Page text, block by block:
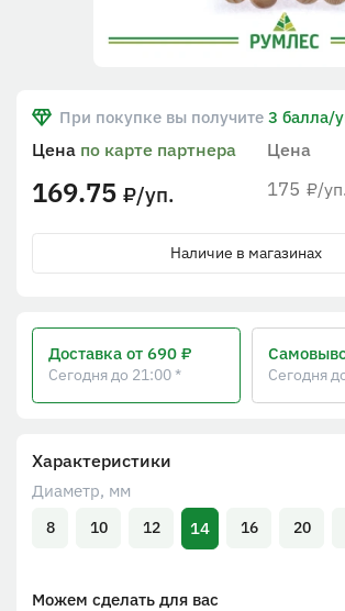
Характеристики
Диаметр, мм
8 10 12 14 16 20
Можем сделать для вас
При покупке вы получите 3 балла/
Цена
175 ₽/уп.
Цена по карте партнера
169.75 ₽/уп.
Наличие в магазинах
Доставка от 690 ₽
Сегодня до 21:00 * Сегодня